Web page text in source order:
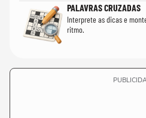
PALAVRAS CRUZADAS
Interprete as dicas e
ritmo.